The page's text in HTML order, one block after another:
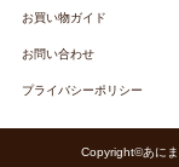
お買い物ガイド
お問い合わせ
プライバシーポリシー
Copyright©あに